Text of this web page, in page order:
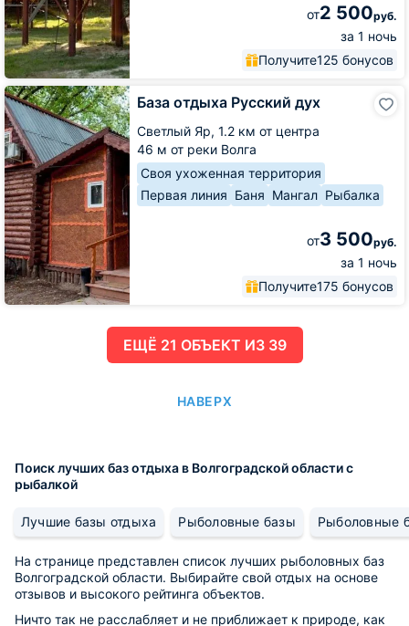
от2 500руб.
за 1 ночь
Получите125 бонусов
База отдыха Русский дух
Светлый Яр, 1.2 км от центра
46 м от реки Волга
Своя ухоженная территория
Первая линия Баня Мангал Рыбалка
от3 500руб.
за 1 ночь
Получите175 бонусов
База
отдыха
Русский
дух
ЕЩË 21 ОБЪЕКТ ИЗ 39
НАВЕРХ
Поиск лучших баз отдыха в Волгоградской области с
рыбалкой
Лучшие базы отдыха Рыболовные базы Рыболовные
На странице представлен список лучших рыболовных баз
Волгоградской области. Выбирайте свой отдых на основе
отзывов и высокого рейтинга объектов.
Ничто так не расслабляет и не приближает к природе, как